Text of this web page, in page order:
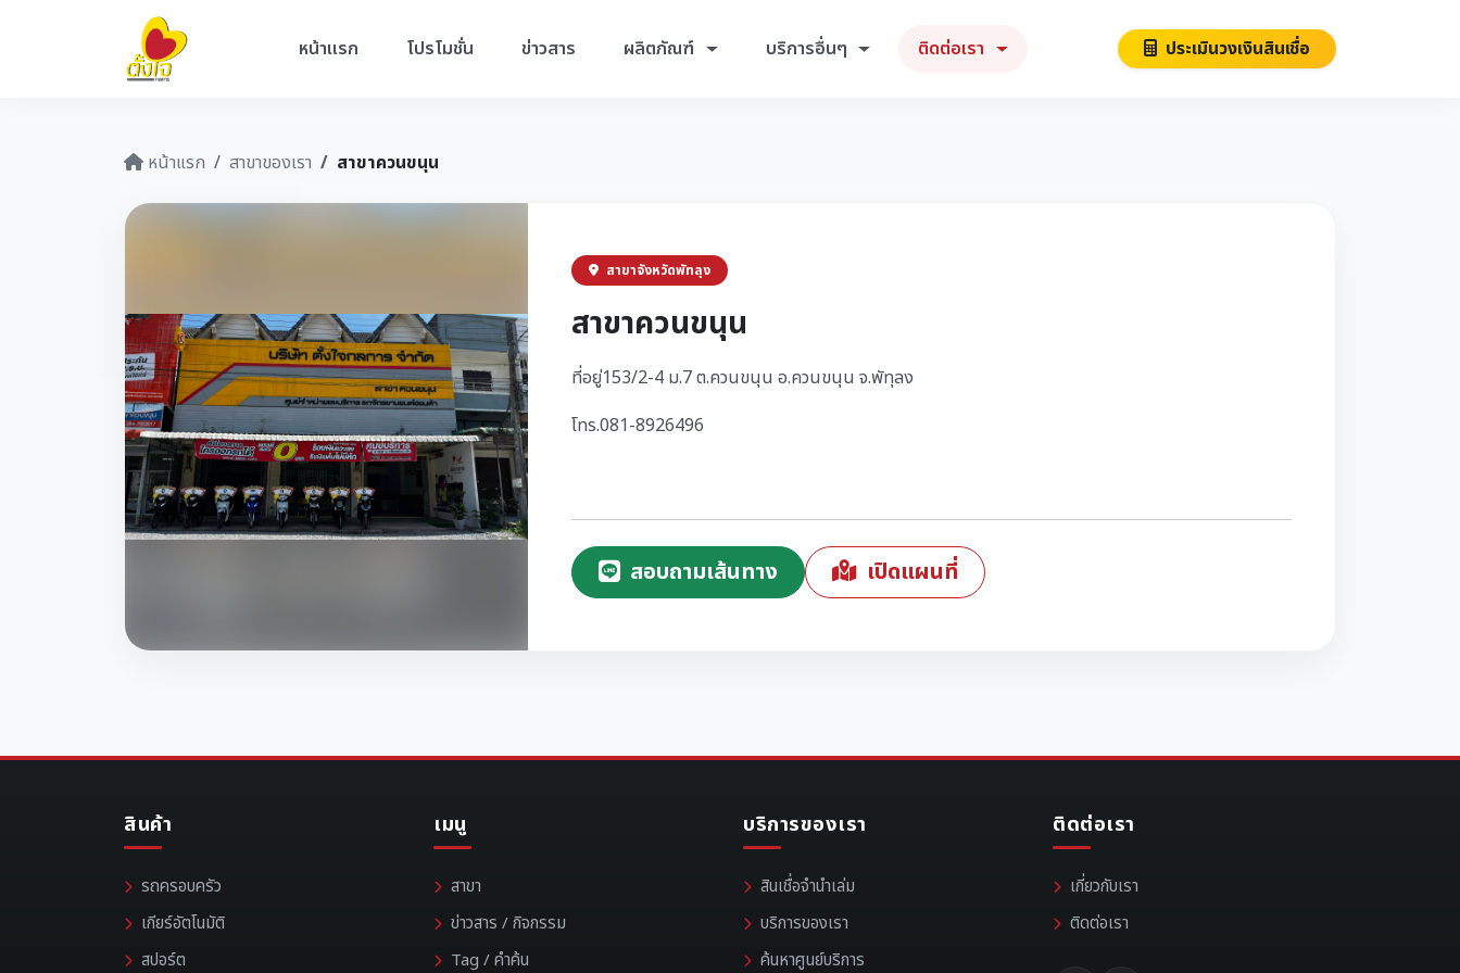
หน้าแรก โปรโมชั่น ข่าวสาร ผลิตภัณฑ์ บริการอื่นๆ ติดต่อเรา ประเมินวงเงินสินเชื่อ
หน้าแรก สาขาของเรา สาขาควนขนุน
สาขาจังหวัดพัทลุง
สาขาควนขนุน
ที่อยู่153/2-4 ม.7 ต.ควนขนุน อ.ควนขนุน จ.พัทุลง
โทร.081-8926496
สอบถามเส้นทาง เปิดแผนที่
สินค้า
รถครอบครัว
เกียร์อัตโนมัติ
สปอร์ต
เมนู
สาขา
ข่าวสาร / กิจกรรม
Tag / คำค้น
บริการของเรา
สินเชื่อจำนำเล่ม
บริการของเรา
ค้นหาศูนย์บริการ
ติดต่อเรา
เกี่ยวกับเรา
ติดต่อเรา